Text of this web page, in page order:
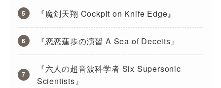
『魔剣天翔 Cockpit on Knife Edge』
『恋恋蓮歩の演習 A Sea of Deceits』
『六人の超音波科学者 Six Supersonic
Scientists』